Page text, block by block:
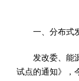
一、分布式
发改委、能
试点的通知》，